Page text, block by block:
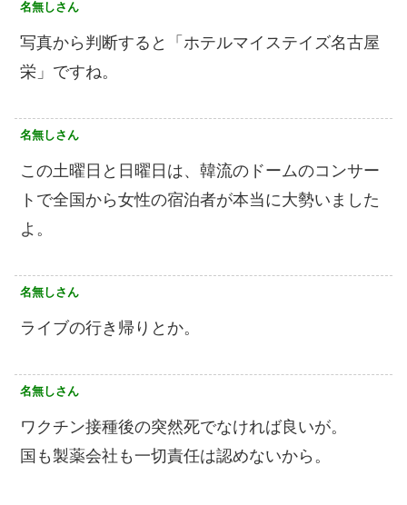
名無しさん
写真から判断すると「ホテルマイステイズ名古屋
栄」ですね。
名無しさん
この土曜日と日曜日は、韓流のドームのコンサー
トで全国から女性の宿泊者が本当に大勢いました
よ。
名無しさん
ライブの行き帰りとか。
名無しさん
ワクチン接種後の突然死でなければ良いが。
国も製薬会社も一切責任は認めないから。